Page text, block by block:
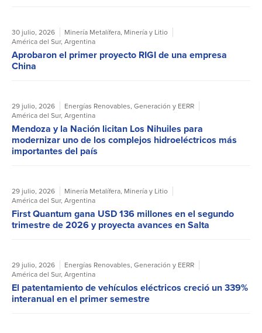
30 julio, 2026 Minería Metalífera, Minería y Litio
América del Sur, Argentina
Aprobaron el primer proyecto RIGI de una empresa
China
29 julio, 2026 Energías Renovables, Generación y EERR
América del Sur, Argentina
Mendoza y la Nación licitan Los Nihuiles para
modernizar uno de los complejos hidroeléctricos más
importantes del país
29 julio, 2026 Minería Metalífera, Minería y Litio
América del Sur, Argentina
First Quantum gana USD 136 millones en el segundo
trimestre de 2026 y proyecta avances en Salta
29 julio, 2026 Energías Renovables, Generación y EERR
América del Sur, Argentina
El patentamiento de vehículos eléctricos creció un 339%
interanual en el primer semestre